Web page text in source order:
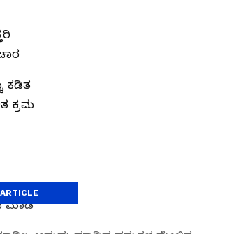
ಕಡಿತ
ಕ್ರಮ
ಮಾಡಿ